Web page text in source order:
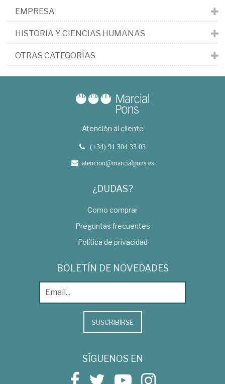
EMPRESA
HISTORIA Y CIENCIAS HUMANAS
OTRAS CATEGORÍAS
Atención al cliente
(+34) 91 304 33 03
atencion@marcialpons.es
¿DUDAS?
Como comprar
Preguntas frecuentes
Política de privacidad
BOLETÍN DE NOVEDADES
SUSCRIBIRSE
SÍGUENOS EN